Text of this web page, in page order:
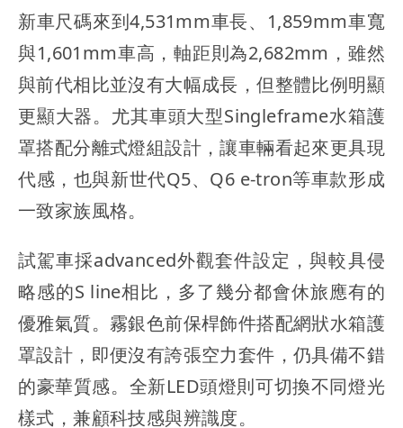
新車尺碼來到4,531mm車長、1,859mm車寬
與1,601mm車高，軸距則為2,682mm，雖然
與前代相比並沒有大幅成長，但整體比例明顯
更顯大器。尤其車頭大型Singleframe水箱護
罩搭配分離式燈組設計，讓車輛看起來更具現
代感，也與新世代Q5、Q6 e-tron等車款形成
一致家族風格。
試駕車採advanced外觀套件設定，與較具侵
略感的S line相比，多了幾分都會休旅應有的
優雅氣質。霧銀色前保桿飾件搭配網狀水箱護
罩設計，即便沒有誇張空力套件，仍具備不錯
的豪華質感。全新LED頭燈則可切換不同燈光
樣式，兼顧科技感與辨識度。